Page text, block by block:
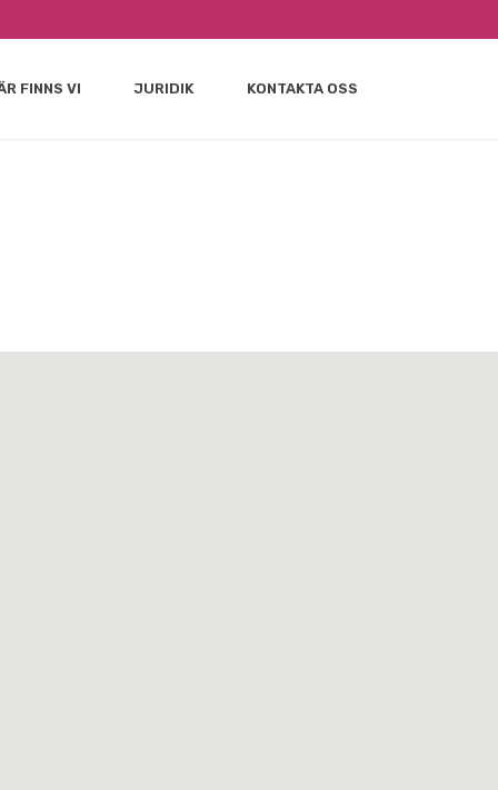
FINNS VI JURIDIK KONTAKTA OSS